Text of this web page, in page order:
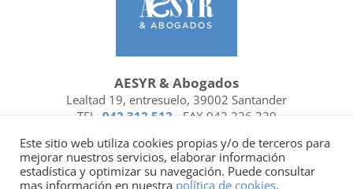
AESYR & Abogados
Lealtad 19, entresuelo, 39002 Santander
TEL. 942 312 512 - FAX 942 226 329
FacebookLinkedin
Este sitio web utiliza cookies propias y/o de terceros para
mejorar nuestros servicios, elaborar información
estadística y optimizar su navegación. Puede consultar
mas información en nuestra política de cookies.